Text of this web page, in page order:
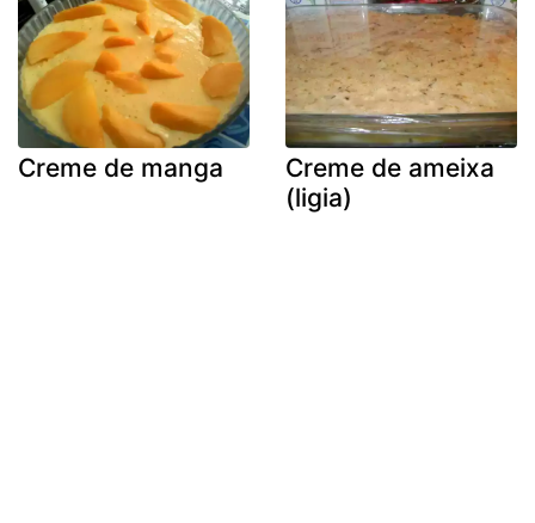
Creme de manga
Creme de ameixa
(ligia)